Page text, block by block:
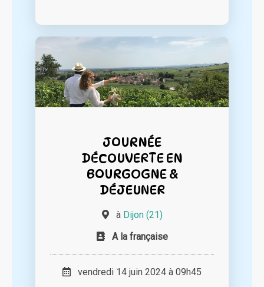
JOURNÉE
DÉCOUVERTE EN
BOURGOGNE &
DÉJEUNER
à Dijon (21)
A la française
vendredi 14 juin 2024 à 09h45